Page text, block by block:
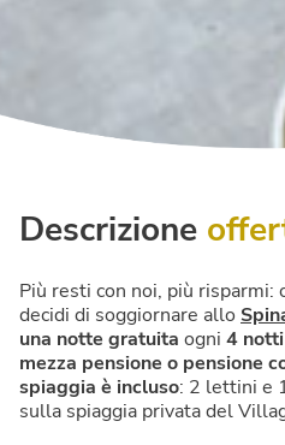
Descrizione
Più resti con noi, più risparmi:
decidi di soggiornare allo
una notte gratuita ogni 4
mezza pensione o pensione
spiaggia è incluso: 2 lettini e
sulla spiaggia privata del